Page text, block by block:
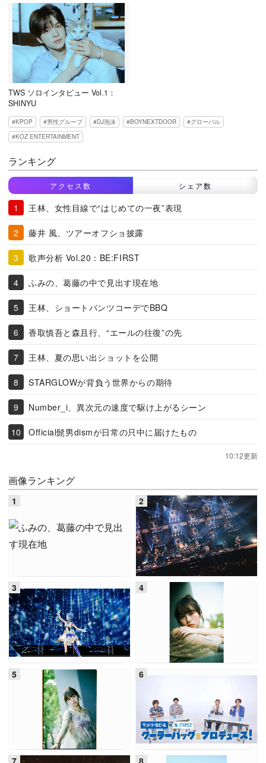
TWS ソロインタビュー Vol.1：
SHINYU
KPOP 男性グループ DJ泡沫 BOYNEXTDOOR
グローバル
KOZ ENTERTAINMENT
ランキング
アクセス数 シェア数
王林、女性目線で“はじめての一夜”表現
藤井 風、ツアーオフショ披露
歌声分析 Vol.20：BE:FIRST
ふみの、葛藤の中で見出す現在地
王林、ショートパンツコーデでBBQ
香取慎吾と森且行、“エールの往復”の先
王林、夏の思い出ショットを公開
STARGLOWが背負う世界からの期待
Number_i、異次元の速度で駆け上がるシーン
Official髭男dismが日常の只中に届けたもの
10:12更新
画像ランキング